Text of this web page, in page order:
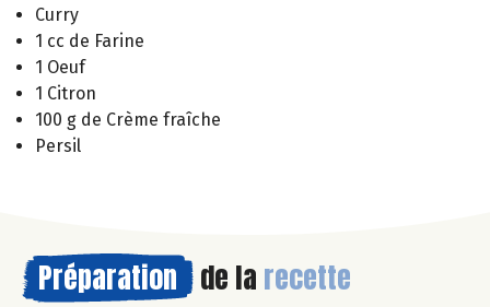
Curry
1 cc de Farine
1 Oeuf
1 Citron
100 g de Crème fraîche
Persil
Préparation de la recette